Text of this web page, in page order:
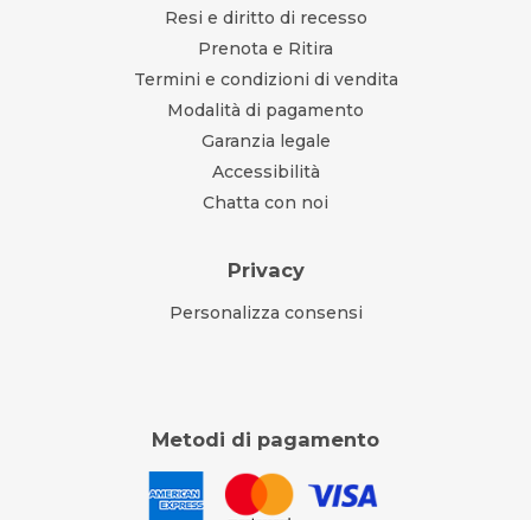
Resi e diritto di recesso
Prenota e Ritira
Termini e condizioni di vendita
Modalità di pagamento
Garanzia legale
Accessibilità
Chatta con noi
Privacy
Personalizza consensi
Metodi di pagamento